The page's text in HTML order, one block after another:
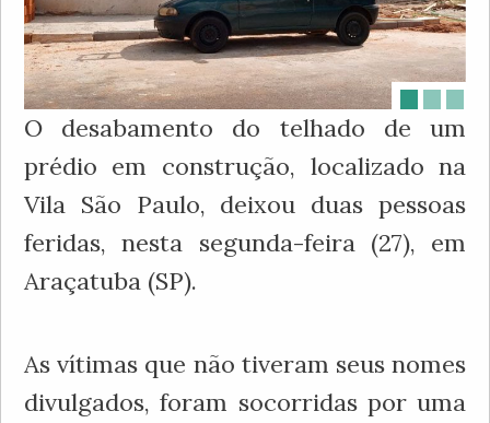
O desabamento do telhado de um
prédio em construção, localizado na
Vila São Paulo, deixou duas pessoas
feridas, nesta segunda-feira (27), em
Araçatuba (SP).
As vítimas que não tiveram seus nomes
divulgados, foram socorridas por uma